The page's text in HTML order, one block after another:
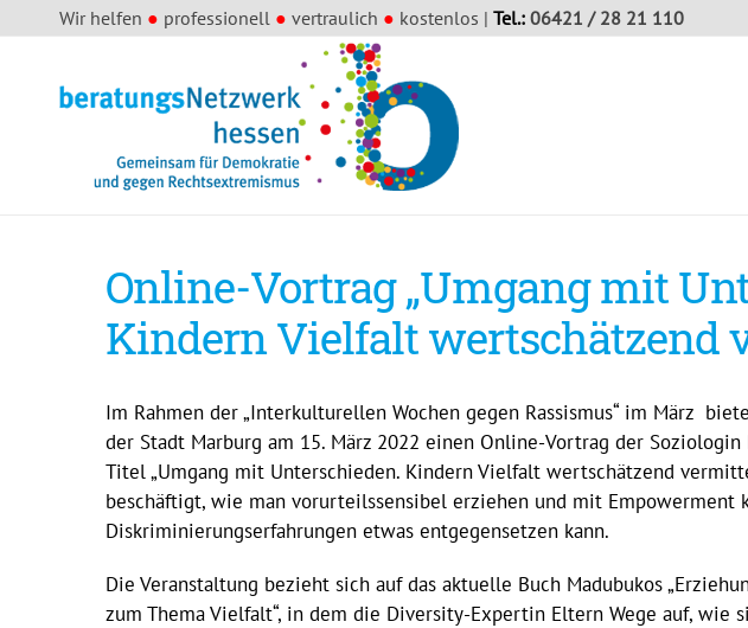
Wir helfen ● professionell ● vertraulich ● kostenlos | Tel.: 06421 / 28 21 110
Online-Vortrag „Umgang mit
Kindern Vielfalt wertschätzend
Im Rahmen der „Interkulturellen Wochen gegen Rassismus“ im März
der Stadt Marburg am 15. März 2022 einen Online-Vortrag der
Titel „Umgang mit Unterschieden. Kindern Vielfalt wertschätzend
beschäftigt, wie man vorurteilssensibel erziehen und mit Empowerment
Diskriminierungserfahrungen etwas entgegensetzen kann.
Die Veranstaltung bezieht sich auf das aktuelle Buch Madubukos
zum Thema Vielfalt“, in dem die Diversity-Expertin Eltern Wege auf,